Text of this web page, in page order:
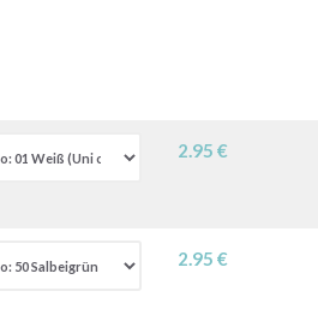
2.95 €
2.95 €